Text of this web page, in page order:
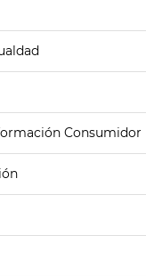
Consumidor